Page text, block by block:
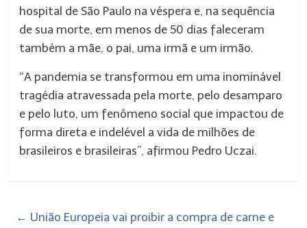
hospital de São Paulo na véspera e, na sequência
de sua morte, em menos de 50 dias faleceram
também a mãe, o pai, uma irmã e um irmão.
“A pandemia se transformou em uma inominável
tragédia atravessada pela morte, pelo desamparo
e pelo luto, um fenômeno social que impactou de
forma direta e indelével a vida de milhões de
brasileiros e brasileiras”, afirmou Pedro Uczai.
← União Europeia vai proibir a compra de carne e